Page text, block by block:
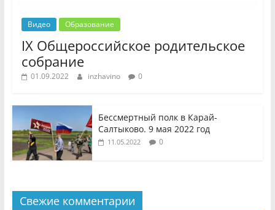
Видео Образование
IX Общероссийское родительское
собрание
01.09.2022 inzhavino 0
Бессмертный полк в Карай-
Салтыково. 9 мая 2022 год
11.05.2022 0
Свежие комментарии